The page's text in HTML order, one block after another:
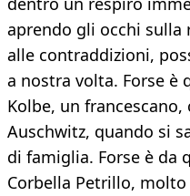
aprendo gli occhi sulla
alle contraddizioni,
a nostra volta. Forse è
Kolbe, un
Auschwitz, quando si
di famiglia. Forse è da
Corbella Petrillo, molto